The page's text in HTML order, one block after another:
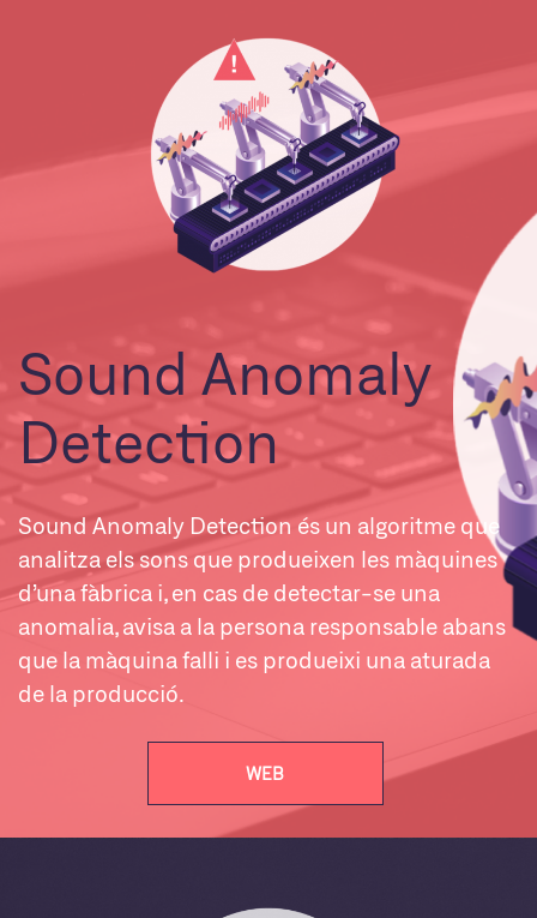
Sound Anomaly
Detection
Sound Anomaly Detection és un algoritme que
analitza els sons que produeixen les màquines
d’una fàbrica i, en cas de detectar-se una
anomalia, avisa a la persona responsable abans
que la màquina falli i es produeixi una aturada
de la producció.
WEB